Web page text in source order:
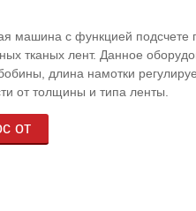
машина с функцией подсчете
тканых лент. Данное
длина намотки
от толщины и типа ленты.
от